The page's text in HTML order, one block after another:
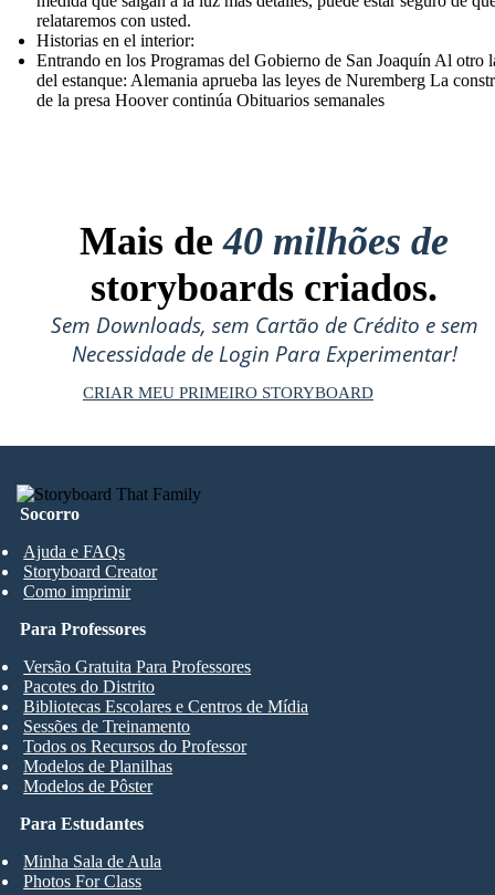
relataremos con usted.
Historias en el interior:
Entrando en los Programas del Gobierno de San Joaquín Al otro
del estanque: Alemania aprueba las leyes de Nuremberg La
de la presa Hoover continúa Obituarios semanales
Mais de40 milhões de
storyboards criados.
Sem Downloads, sem Cartão de Crédito e sem
Necessidade de Login Para Experimentar!
CRIAR MEU PRIMEIRO STORYBOARD
Socorro
Ajuda e FAQs
Storyboard Creator
Como imprimir
Para Estudantes
Minha Sala de Aula
Photos For Class
Para Professores
Versão Gratuita Para Professores
Pacotes do Distrito
Bibliotecas Escolares e Centros de Mídia
Sessões de Treinamento
Todos os Recursos do Professor
Modelos de Planilhas
Modelos de Pôster